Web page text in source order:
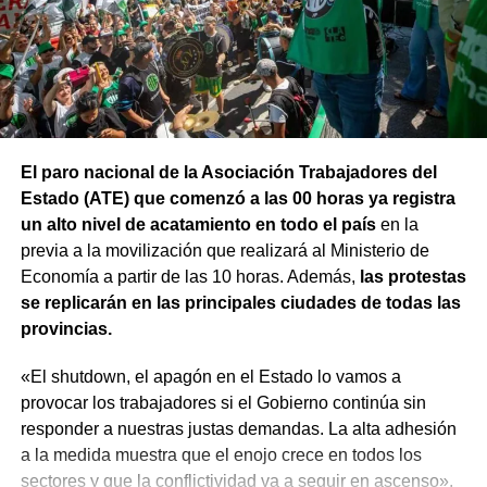
interamericano de derechos humanos. Por eso es que
esta comisión debe actuar».
Luego, la secretaria general de Conadu, Clara Chevalier,
precisó que, como parte de esa política de destrucción de
una desregulación de los precios fundamentales para la
vida, como las tarifas de transporte, telefonía celular,
internet, luz y gas. Todo eso produjo una caída del salario
que tiene un impacto directo e indirecto sobre las
mujeres».
«Estamos viviendo una brutal disputa por el tiempo.
fundacionales como la jornada de 8 horas, instalando un
banco de horas flexible, que borra los límites entre lo
personal y lo laboral, debemos recurrir a varios empleos
para poder sostener la vida», dijo Chevalier y subrayó
El paro nacional de la Asociación Trabajadores del
Estado (ATE) que comenzó a las 00 horas ya registra
un alto nivel de acatamiento en todo el paísen la
previa a la movilización que realizará al Ministerio de
Economía a partir de las 10 horas. Además, las protestas
se replicarán en las principales ciudades de todas las
provincias.
«El shutdown, el apagón en el Estado lo vamos a
provocar los trabajadores si el Gobierno continúa sin
responder a nuestras justas demandas. La alta adhesión
a la medida muestra que el enojo crece en todos los
sectores y que la conflictividad va a seguir en ascenso»,